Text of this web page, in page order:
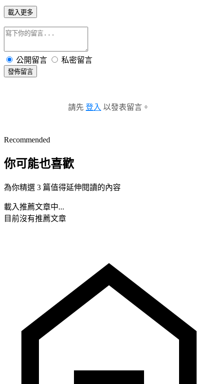
載入更多
公開留言 私密留言
發佈留言
請先 登入 以發表留言。
Recommended
你可能也喜歡
為你精選 3 篇值得延伸閱讀的內容
載入推薦文章中...
目前沒有推薦文章